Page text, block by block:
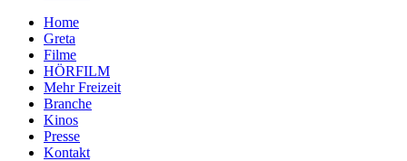
Home
Greta
Filme
HÖRFILM
Mehr Freizeit
Branche
Kinos
Presse
Kontakt